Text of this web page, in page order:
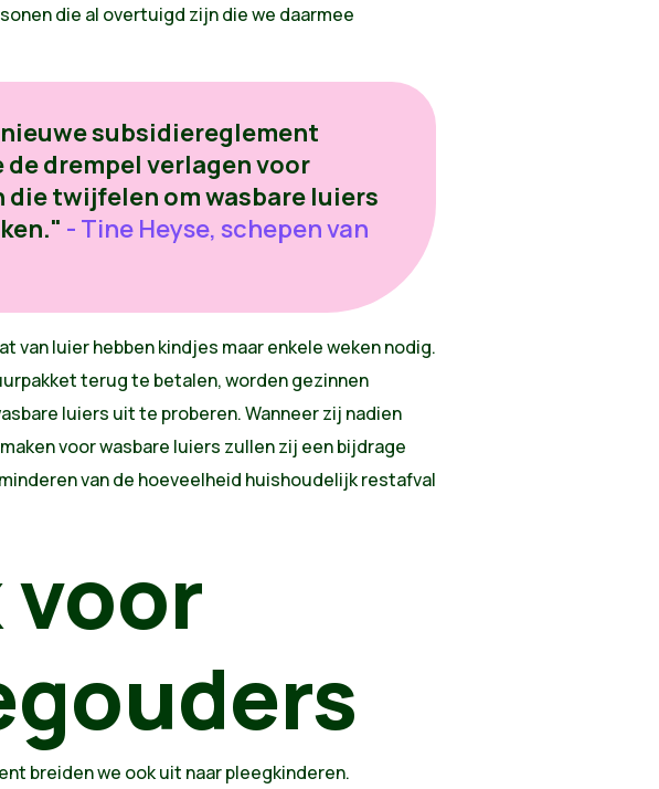
die al overtuigd zijn die we daarmee
subsidiereglement
drempel verlagen voor
die twijfelen om wasbare luiers
- Tine Heyse, schepen van
van luier hebben kindjes maar enkele weken nodig.
terug te betalen, worden gezinnen
luiers uit te proberen. Wanneer zij nadien
voor wasbare luiers zullen zij een bijdrage
van de hoeveelheid huishoudelijk restafval
voor
breiden we ook uit naar pleegkinderen.